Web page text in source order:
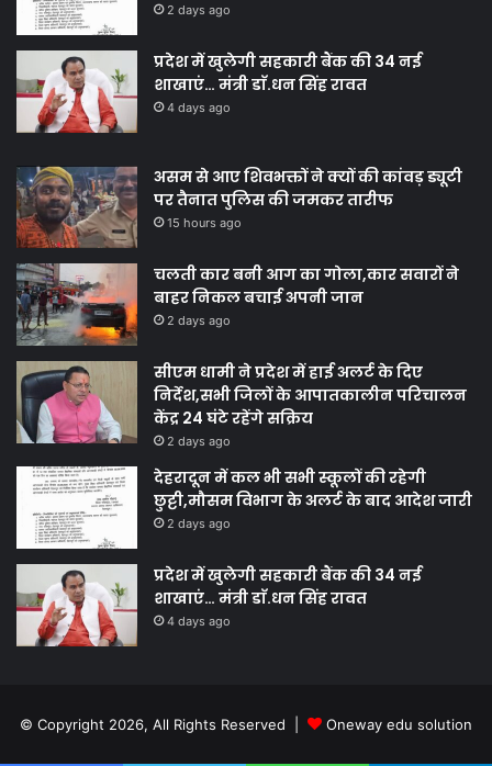
2 days ago
प्रदेश में खुलेगी सहकारी बैंक की 34 नई
शाखाएं… मंत्री डाॅ.धन सिंह रावत
4 days ago
असम से आए शिवभक्तों ने क्यों की कांवड़ ड्यूटी
पर तैनात पुलिस की जमकर तारीफ
15 hours ago
चलती कार बनी आग का गोला,कार सवारों ने
बाहर निकल बचाई अपनी जान
2 days ago
सीएम धामी ने प्रदेश में हाई अलर्ट के दिए
निर्देश,सभी जिलों के आपातकालीन परिचालन
केंद्र 24 घंटे रहेंगे सक्रिय
2 days ago
देहरादून में कल भी सभी स्कूलों की रहेगी
छुट्टी,मौसम विभाग के अलर्ट के बाद आदेश जारी
2 days ago
प्रदेश में खुलेगी सहकारी बैंक की 34 नई
शाखाएं… मंत्री डाॅ.धन सिंह रावत
4 days ago
© Copyright 2026, All Rights Reserved | Oneway edu solution